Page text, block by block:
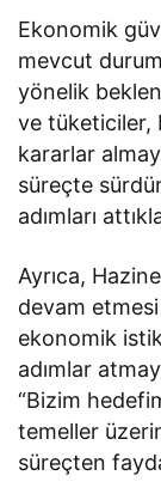
Ekonomik
mevcut
yönelik
ve tüketiciler,
kararlar
süreçte
adımları
Ayrıca,
devam etmesi
ekonomik
adımlar
“Bizim
temeller
süreçten